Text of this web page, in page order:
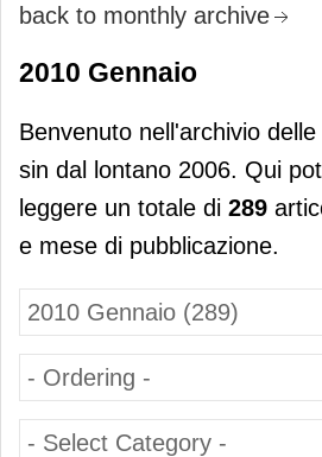
back to monthly archive
2010 Gennaio
Benvenuto nell'archivio
sin dal lontano 2006. Qui
leggere un totale di 289
e mese di pubblicazione.